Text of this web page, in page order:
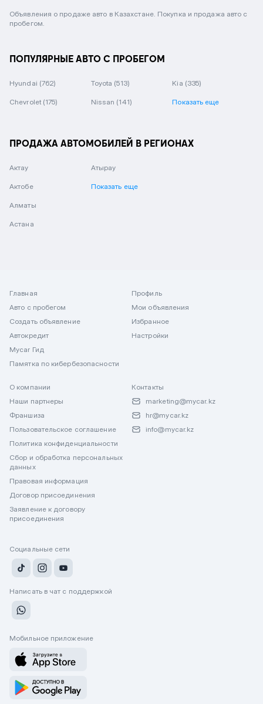
Объявления о продаже авто в Казахстане. Покупка и продажа авто с
пробегом.
ПОПУЛЯРНЫЕ АВТО С ПРОБЕГОМ
Hyundai (762) Toyota (513) Kia (335)
Chevrolet (175) Nissan (141) Показать еще
ПРОДАЖА АВТОМОБИЛЕЙ В РЕГИОНАХ
Актау
Актобе
Алматы
Астана
Атырау
Показать еще
Главная
Авто с пробегом
Создать объявление
Автокредит
Mycar Гид
Памятка по кибербезопасности
Профиль
Мои объявления
Избранное
Настройки
О компании
Наши партнеры
Франшиза
Пользовательское соглашение
Политика конфиденциальности
Сбор и обработка персональных
данных
Правовая информация
Договор присоединения
Заявление к договору
присоединения
Контакты
marketing@mycar.kz
hr@mycar.kz
info@mycar.kz
Социальные сети
Написать в чат с поддержкой
Мобильное приложение